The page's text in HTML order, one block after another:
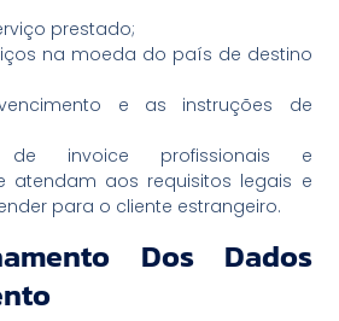
prestado;
na moeda do país de destino
e as instruções de
de invoice profissionais e
atendam aos requisitos legais e
para o cliente estrangeiro.
Dos Dados